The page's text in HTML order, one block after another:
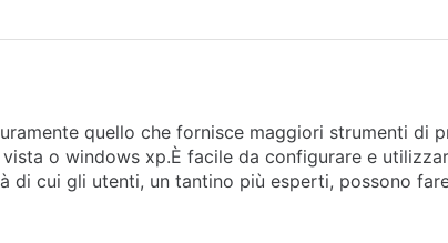
quello che fornisce maggiori strumenti di
o windows xp.È facile da configurare e
di cui gli utenti, un tantino più esperti, possono
deselezionare. Pros: